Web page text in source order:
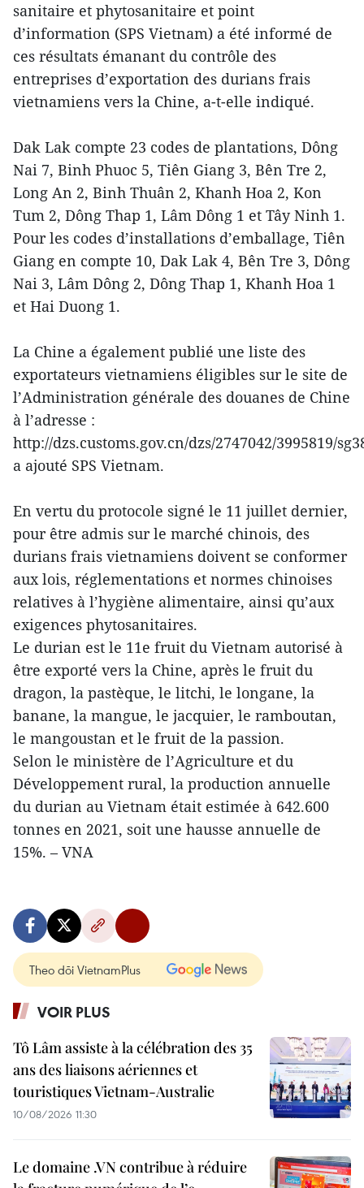
sanitaire et phytosanitaire et point
d’information (SPS Vietnam) a été informé de
ces résultats émanant du contrôle des
entreprises d’exportation des durians frais
vietnamiens vers la Chine, a-t-elle indiqué.
Dak Lak compte 23 codes de plantations, Dông
Nai 7, Binh Phuoc 5, Tiên Giang 3, Bên Tre 2,
Long An 2, Binh Thuân 2, Khanh Hoa 2, Kon
Tum 2, Dông Thap 1, Lâm Dông 1 et Tây Ninh 1.
Pour les codes d’installations d’emballage, Tiên
Giang en compte 10, Dak Lak 4, Bên Tre 3, Dông
Nai 3, Lâm Dông 2, Dông Thap 1, Khanh Hoa 1
et Hai Duong 1.
La Chine a également publié une liste des
exportateurs vietnamiens éligibles sur le site de
l’Administration générale des douanes de Chine
à l’adresse :
http://dzs.customs.gov.cn/dzs/2747042/3995819/
a ajouté SPS Vietnam.
En vertu du protocole signé le 11 juillet dernier,
pour être admis sur le marché chinois, des
durians frais vietnamiens doivent se conformer
aux lois, réglementations et normes chinoises
relatives à l’hygiène alimentaire, ainsi qu’aux
exigences phytosanitaires.
Le durian est le 11e fruit du Vietnam autorisé à
être exporté vers la Chine, après le fruit du
dragon, la pastèque, le litchi, le longane, la
banane, la mangue, le jacquier, le ramboutan,
le mangoustan et le fruit de la passion.
Selon le ministère de l’Agriculture et du
Développement rural, la production annuelle
du durian au Vietnam était estimée à 642.600
tonnes en 2021, soit une hausse annuelle de
15%. – VNA
Theo dõi VietnamPlus
VOIR PLUS
Tô Lâm assiste à la célébration des 35
ans des liaisons aériennes et
touristiques Vietnam-Australie
10/08/2026 11:30
Le domaine .VN contribue à réduire